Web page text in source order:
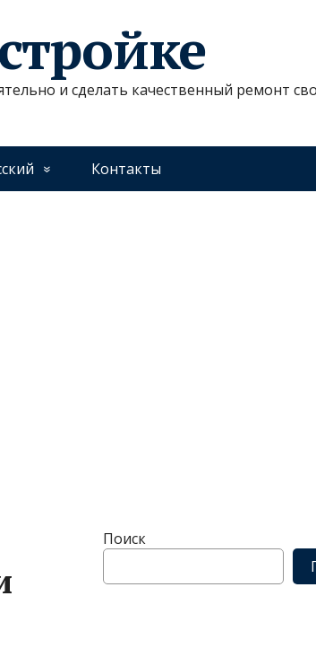
и сделать качественный ремонт
Контакты
Поиск